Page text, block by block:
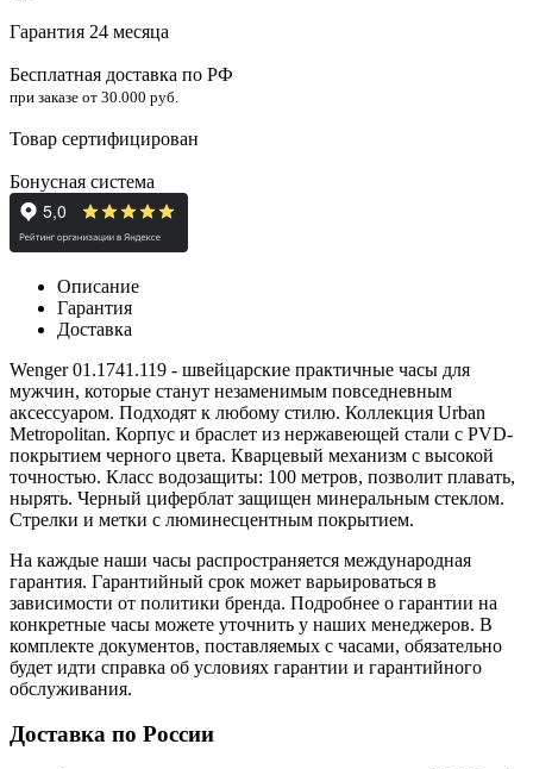
Гарантия 24 месяца
Бесплатная доставка по РФ
при заказе от 30.000 руб.
Товар сертифицирован
Бонусная система
Описание
Гарантия
Доставка
Wenger 01.1741.119 - швейцарские практичные часы для
мужчин, которые станут незаменимым повседневным
аксессуаром. Подходят к любому стилю. Коллекция Urban
Metropolitan. Корпус и браслет из нержавеющей стали с PVD-
покрытием черного цвета. Кварцевый механизм с высокой
точностью. Класс водозащиты: 100 метров, позволит плавать,
нырять. Черный циферблат защищен минеральным стеклом.
Стрелки и метки с люминесцентным покрытием.
На каждые наши часы распространяется международная
гарантия. Гарантийный срок может варьироваться в
зависимости от политики бренда. Подробнее о гарантии на
конкретные часы можете уточнить у наших менеджеров. В
комплекте документов, поставляемых с часами, обязательно
будет идти справка об условиях гарантии и гарантийного
обслуживания.
Доставка по России